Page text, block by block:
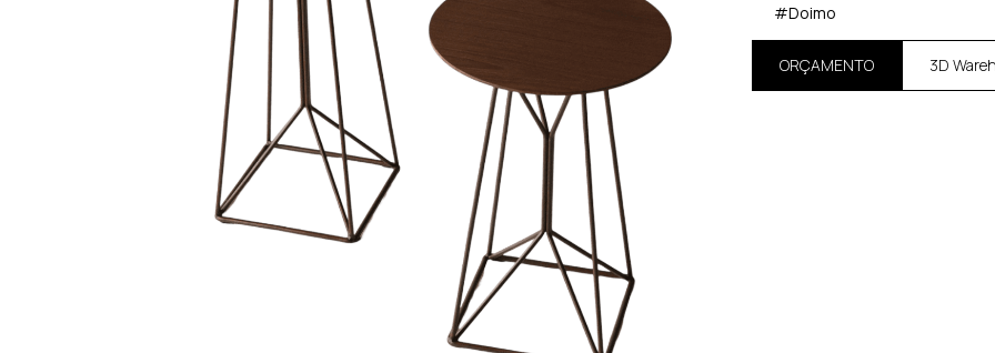
#Doimo
ORÇAMENTO 3D